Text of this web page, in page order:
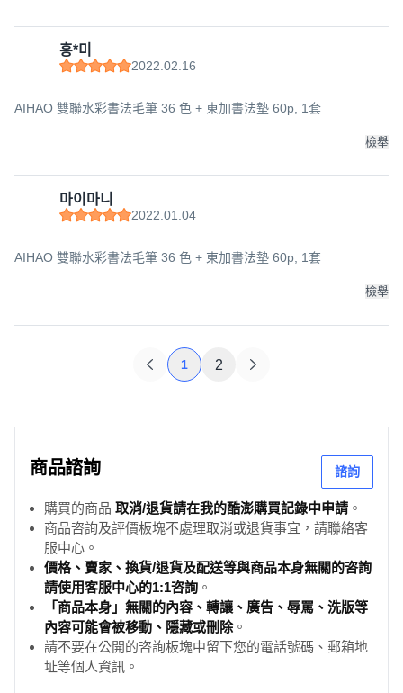
홍*미
2022.02.16
AIHAO 雙聯水彩書法毛筆 36 色 + 東加書法墊 60p, 1套
檢舉
마이마니
2022.01.04
AIHAO 雙聯水彩書法毛筆 36 色 + 東加書法墊 60p, 1套
檢舉
1 2
商品諮詢 諮詢
購買的商品 取消/退貨請在我的酷澎購買記錄中申請 。
商品咨詢及評價板塊不處理取消或退貨事宜，請聯絡客
服中心。
價格、賣家、換貨/退貨及配送等與商品本身無關的咨詢
請使用客服中心的1:1咨詢 。
「商品本身」無關的內容、轉讓、廣告、辱罵、洗版等
內容可能會被移動、隱藏或刪除。
請不要在公開的咨詢板塊中留下您的電話號碼、郵箱地
址等個人資訊。